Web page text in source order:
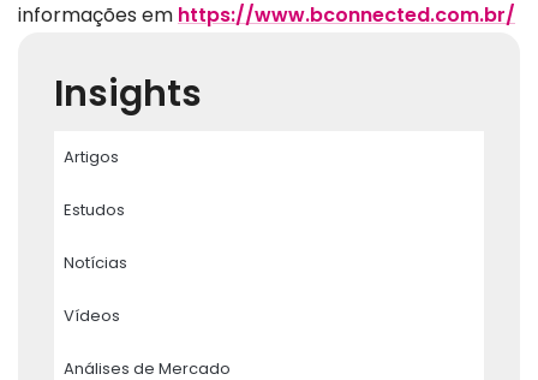
informações em https://www.bconnected.com.br/
Insights
Artigos
Estudos
Notícias
Vídeos
Análises de Mercado